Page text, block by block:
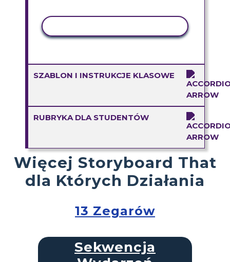
SZABLON I INSTRUKCJE KLASOWE
RUBRYKA DLA STUDENTÓW
Więcej Storyboard That
dla Których Działania
13 Zegarów
Sekwencja